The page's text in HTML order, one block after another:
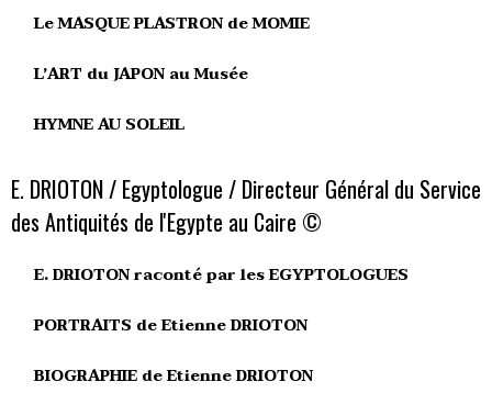
Le MASQUE PLASTRON de MOMIE
L’ART du JAPON au Musée
HYMNE AU SOLEIL
E. DRIOTON / Egyptologue / Directeur Général du Service
des Antiquités de l'Egypte au Caire ©
E. DRIOTON raconté par les EGYPTOLOGUES
PORTRAITS de Etienne DRIOTON
BIOGRAPHIE de Etienne DRIOTON